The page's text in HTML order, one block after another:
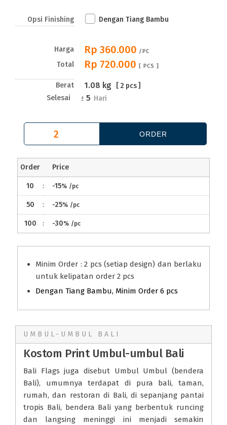
Opsi Finishing Dengan Tiang Bambu
Harga
Total
Rp 360.000 /PC
Rp 720.000 PCS ]
Berat 1.08 kg [ 2 pcs ]
Selesai
± 5 Hari
Order Price
10 : -15% /pc
50 : -25% /pc
100 : -30% /pc
Minim Order : 2 pcs (setiap design) dan berlaku
untuk kelipatan order 2 pcs
Dengan Tiang Bambu, Minim Order 6 pcs
UMBUL-UMBUL BALI
Kostom Print Umbul-umbul Bali
Bali Flags juga disebut Umbul Umbul (bendera
Bali), umumnya terdapat di pura bali, taman,
rumah, dan restoran di Bali, di sepanjang pantai
tropis Bali, bendera Bali yang berbentuk runcing
dan langsing meninggi ini menjadi semakin